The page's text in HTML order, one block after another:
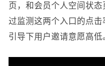
页，和会员个人空间状
过监测这两个入口的点
引导下用户邀请意愿高低